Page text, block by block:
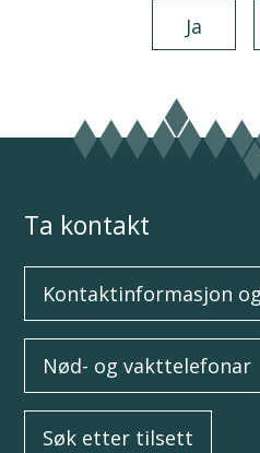
Ja
Ta kontakt
Kontaktinformasjon
Nød- og vakttelefonar
Søk etter tilsett